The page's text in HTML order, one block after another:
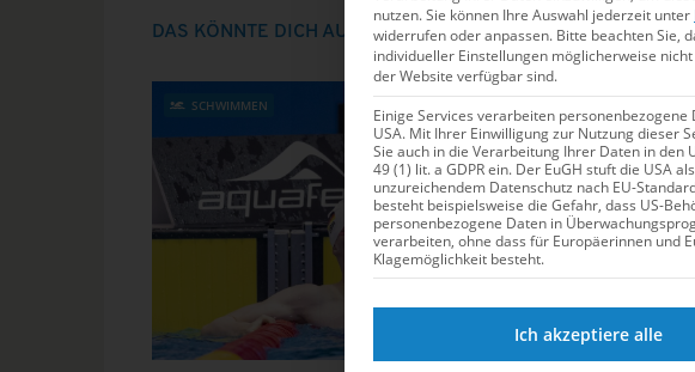
DAS KÖNNTE DICH AUCH INTERRESSIEREN
SCHWIMMEN
nutzen.Sie können Ihre Auswahl jederzeit unter
widerrufen oder anpassen. Bitte beachten Sie,
individueller Einstellungen möglicherweise
der Website verfügbar sind.
Einige Services verarbeiten personenbezogene
USA. Mit Ihrer Einwilligung zur Nutzung dieser
Sie auch in die Verarbeitung Ihrer Daten in den
49 (1) lit. a GDPR ein. Der EuGH stuft die USA
unzureichendem Datenschutz nach EU-
besteht beispielsweise die Gefahr, dass US-
personenbezogene Daten in
verarbeiten, ohne dass für Europäerinnen und
Klagemöglichkeit besteht.
Ich akzeptiere alle